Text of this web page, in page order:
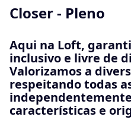
Closer - Pleno
Aqui na Loft,
inclusivo e livre de
Valorizamos a
respeitando todas
características e